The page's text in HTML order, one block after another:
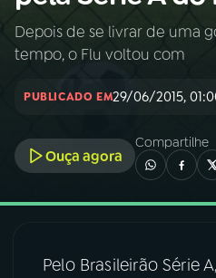
Nacional
AO VIVO
Depois de se livrar de uma
tempo, o Flu voltou com
PUBLICADO EM29/06/2015,
Ouça agora
Compartilhe
Pelo Brasileirão Série